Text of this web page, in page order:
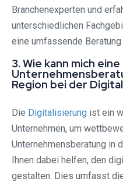
Branchenexperten und
unterschiedlichen
eine umfassende
3. Wie kann mich eine
Region bei der
Die Digitalisierung ist ein
Unternehmen, um
Unternehmensberatung in
Ihnen dabei helfen, den
gestalten. Dies umfasst